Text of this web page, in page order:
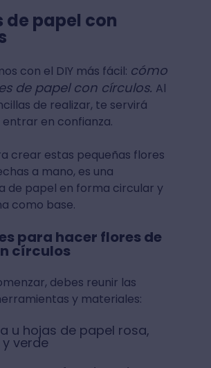
de papel con
con el DIY más fácil: cómo
de papel con círculos. Al
de realizar, te servirá
en confianza.
crear estas pequeñas flores
a mano, es una
de papel en forma circular y
como base.
para hacer flores de
círculos
debes reunir las
y materiales:
u hojas de papel rosa,
verde